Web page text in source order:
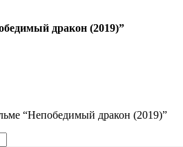
дракон (2019)”
“Непобедимый дракон (2019)”